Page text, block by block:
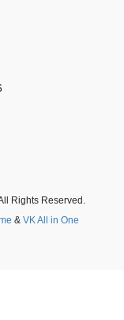
Rights Reserved.
& VK All in One